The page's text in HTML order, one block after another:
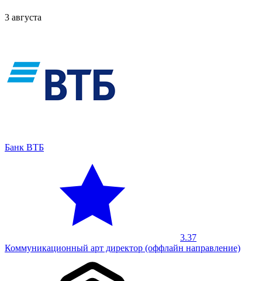
3 августа
Банк ВТБ
3.37
Коммуникационный арт директор (оффлайн направление)